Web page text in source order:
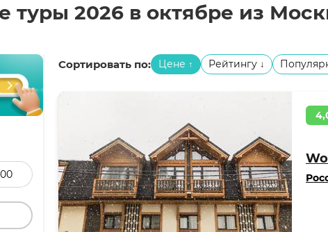
туры 2026 в октябре из
Сортировать по: Цене ↑ Рейтингу ↓